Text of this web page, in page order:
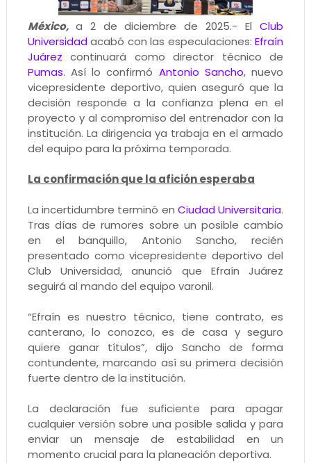
México, a 2 de diciembre de 2025.- ElClub
Universidadacabó con las especulaciones:Efraín
Juárez continuará como director técnico de
Pumas. Así lo confirmó Antonio Sancho, nuevo
vicepresidente deportivo, quien aseguró que la
decisión responde a la confianza plena en el
proyecto y al compromiso del entrenador con la
institución. La dirigencia ya trabaja en el armado
del equipo para la próxima temporada.
La confirmación que la afición esperaba
La incertidumbre terminó en Ciudad Universitaria.
Tras días de rumores sobre un posible cambio
en el banquillo, Antonio Sancho, recién
presentado como vicepresidente deportivo del
Club Universidad, anunció que Efraín Juárez
seguirá al mando del equipo varonil.
“Efraín es nuestro técnico, tiene contrato, es
canterano, lo conozco, es de casa y seguro
quiere ganar títulos”, dijo Sancho de forma
contundente, marcando así su primera decisión
fuerte dentro de la institución.
La declaración fue suficiente para apagar
cualquier versión sobre una posible salida y para
enviar un mensaje de estabilidad en un
momento crucial para la planeación deportiva.